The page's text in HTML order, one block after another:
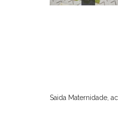
Saida Maternidade,